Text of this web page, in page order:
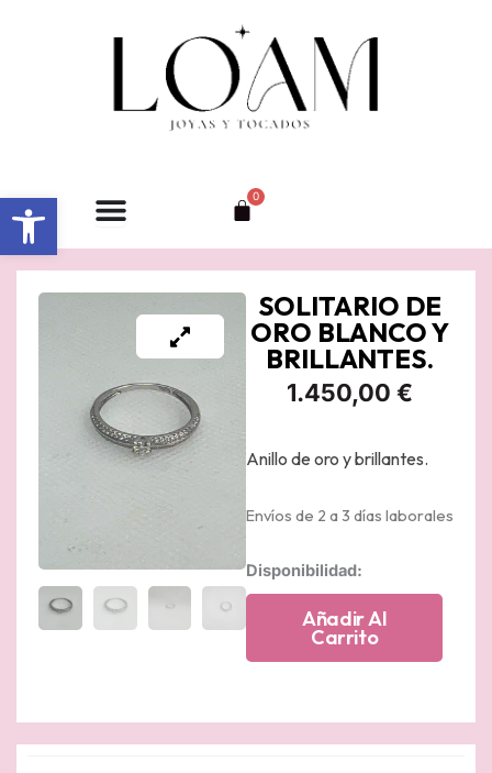
Abrir barra de herramientas 0
Carrito
SOLITARIO DE
ORO BLANCO Y
BRILLANTES.
1.450,00 €
Anillo de oro y brillantes.
Envíos de 2 a 3 días laborales
Disponibilidad:
Solitario
de
blanco
y
Añadir Al
Carrito